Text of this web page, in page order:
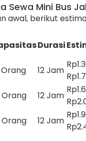
Sewa Mini Bus
awal, berikut
Durasi
Orang 12 Jam
Orang 12 Jam
Orang 12 Jam